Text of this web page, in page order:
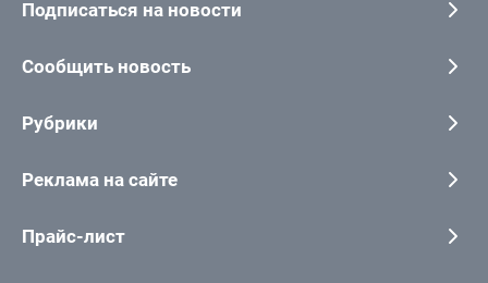
Подписаться на новости
Сообщить новость
Рубрики
Реклама на сайте
Прайс-лист